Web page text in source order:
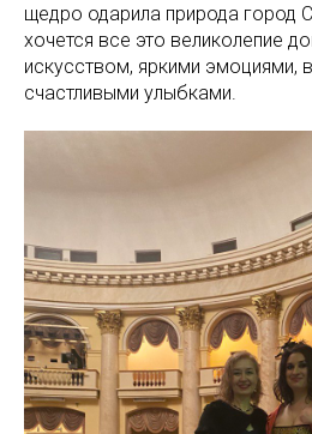
щедро одарила природа город
хочется все это великолепие
искусством, яркими эмоциями,
счастливыми улыбками.